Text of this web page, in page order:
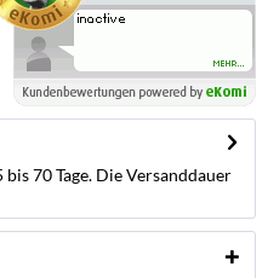
70 Tage. Die Versanddauer